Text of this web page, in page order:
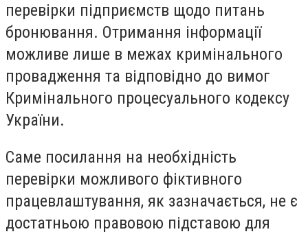
перевірки підприємств щодо питань
бронювання. Отримання інформації
можливе лише в межах кримінального
провадження та відповідно до вимог
Кримінального процесуального кодексу
України.
Саме посилання на необхідність
перевірки можливого фіктивного
працевлаштування, як зазначається, не є
достатньою правовою підставою для